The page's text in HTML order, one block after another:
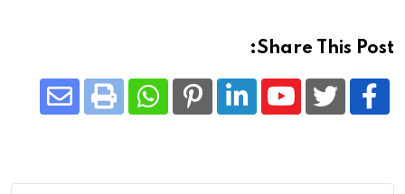
Share This Post:
Youtube
LinkedIn
Pinterest
Whatsapp
Print